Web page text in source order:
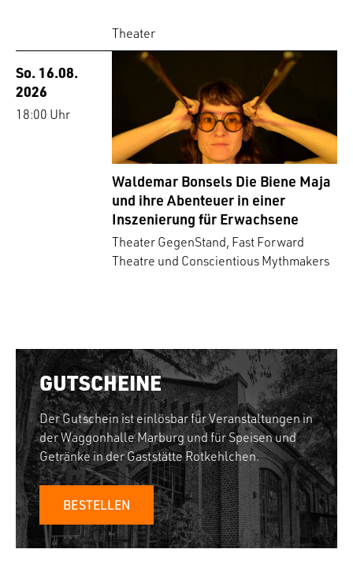
Theater
So. 16.08.
2026
18:00 Uhr
Waldemar Bonsels Die Biene Maja
und ihre Abenteuer in einer
Inszenierung für Erwachsene
Theater GegenStand, Fast Forward
Theatre und Conscientious Mythmakers
GUTSCHEINE
Der Gutschein ist einlösbar für Veranstaltungen in
der Waggonhalle Marburg und für Speisen und
Getränke in der Gaststätte Rotkehlchen.
BESTELLEN